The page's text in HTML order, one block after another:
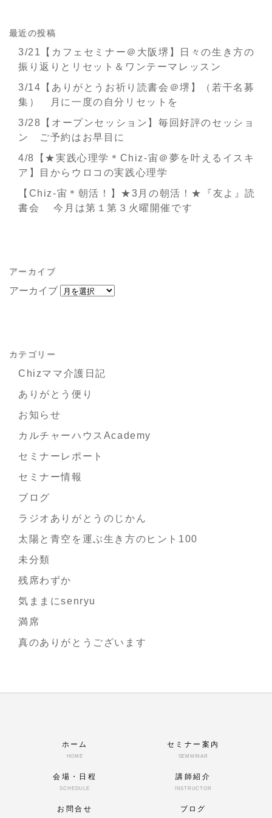
最近の投稿
3/21【カフェセミナー＠大阪堺】日々の生き方の
振り返りとリセット＆ワンテーマレッスン
3/14【ありがとうお祈り読書会＠堺】（若干名募
集） 月に一度の自分リセットを
3/28【オープンセッション】毎回好評のセッショ
ン ご予約はお早目に
4/8【★実践心理学＊Chiz-宙＠夢を叶えるイスキ
ア】目からウロコの実践心理学
【Chiz-宙＊朝活！】★3月の朝活！★『友よ』読
書会 今月は第１第３火曜開催です
アーカイブ
アーカイブ
カテゴリー
Chizママ介護日記
ありがとう便り
お知らせ
カルチャーハウスAcademy
セミナーレポート
セミナー情報
ブログ
ラジオありがとうのじかん
太陽と青空を運ぶ生き方のヒント100
未分類
残席わずか
気ままにsenryu
満席
真のありがとうございます
ホーム
HOME
セミナー案内
SEMMINAR
会場・日程
SCHEDULE
講師紹介
INSTRUCTOR
お問合せ ブログ